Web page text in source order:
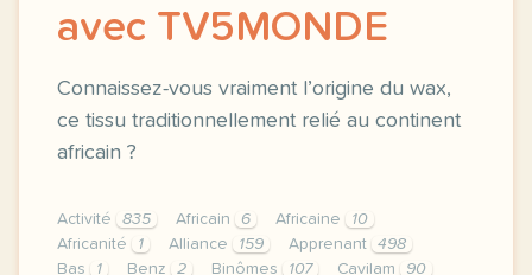
avec TV5MONDE
Connaissez-vous vraiment l’origine du wax,
ce tissu traditionnellement relié au continent
africain ?
Activité 835 Africain 6 Africaine
10
Africanité
1 Alliance 159 Apprenant
498
Bas
1 Benz 2 Binômes 107 Cavilam 90